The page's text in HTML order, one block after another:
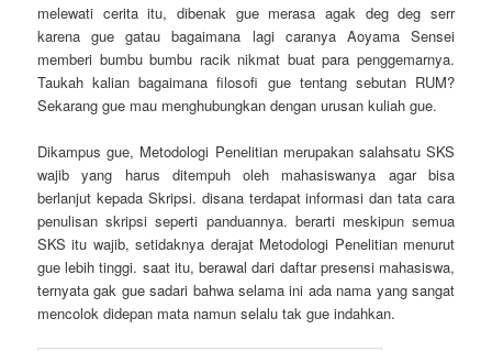
melewati cerita itu, dibenak gue merasa agak deg deg serr
karena gue gatau bagaimana lagi caranya Aoyama Sensei
memberi bumbu bumbu racik nikmat buat para penggemarnya.
Taukah kalian bagaimana filosofi gue tentang sebutan RUM?
Sekarang gue mau menghubungkan dengan urusan kuliah gue.
Dikampus gue, Metodologi Penelitian merupakan salahsatu SKS
wajib yang harus ditempuh oleh mahasiswanya agar bisa
berlanjut kepada Skripsi. disana terdapat informasi dan tata cara
penulisan skripsi seperti panduannya. berarti meskipun semua
SKS itu wajib, setidaknya derajat Metodologi Penelitian menurut
gue lebih tinggi. saat itu, berawal dari daftar presensi mahasiswa,
ternyata gak gue sadari bahwa selama ini ada nama yang sangat
mencolok didepan mata namun selalu tak gue indahkan.